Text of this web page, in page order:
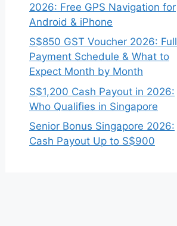
2026: Free GPS Navigation for
Android & iPhone
S$850 GST Voucher 2026: Full
Payment Schedule & What to
Expect Month by Month
S$1,200 Cash Payout in 2026:
Who Qualifies in Singapore
Senior Bonus Singapore 2026:
Cash Payout Up to S$900